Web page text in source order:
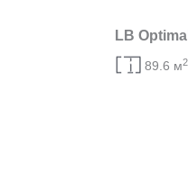
LB
89.6 м2